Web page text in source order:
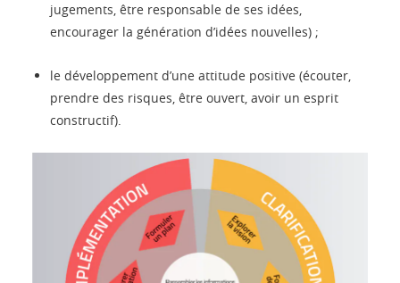
jugements, être responsable de ses idées,
encourager la génération d’idées nouvelles) ;
le développement d’une attitude positive (écouter,
prendre des risques, être ouvert, avoir un esprit
constructif).